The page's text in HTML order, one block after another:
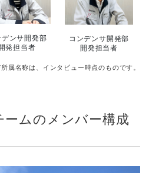
デンサ開発部
発担当者
コンデンサ開発部
開発担当者
属名称は、インタビュー時点のものです。
ムのメンバー構成